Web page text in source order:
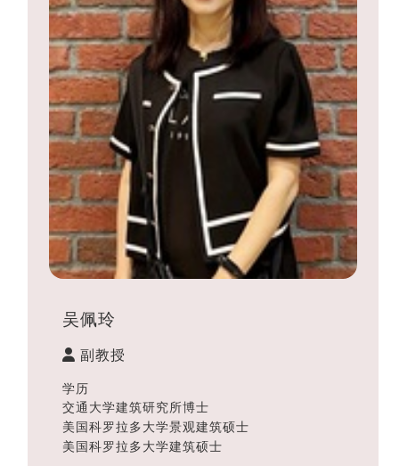
吴佩玲
副教授
学历
交通大学建筑研究所博士
美国科罗拉多大学景观建筑硕士
美国科罗拉多大学建筑硕士